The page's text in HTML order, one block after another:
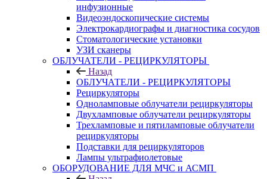
инфузионные
Видеоэндоскопические системы
Электрокардиографы и диагностика сосудов
Стоматологические установки
УЗИ сканеры
ОБЛУЧАТЕЛИ - РЕЦИРКУЛЯТОРЫ
Назад
ОБЛУЧАТЕЛИ - РЕЦИРКУЛЯТОРЫ
Рециркуляторы
Одноламповые облучатели рециркуляторы
Двухламповые облучатели рециркуляторы
Трехламповые и пятиламповые облучатели
рециркуляторы
Подставки для рециркуляторов
Лампы ультрафиолетовые
ОБОРУДОВАНИЕ ДЛЯ МЧС и АСМП